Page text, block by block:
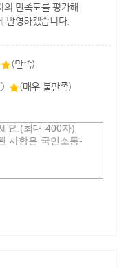
만족도를 평가해
반영하겠습니다.
(만족)
(매우 불만족)